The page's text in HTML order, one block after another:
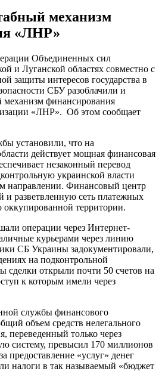
механизм
«ЛНР»
Объединенных сил
и Луганской областях совместно с
защиты интересов государства в
СБУ разоблачили и
финансирования
«ЛНР». Об этом сообщает
установили, что на
действует мощная финансовая
незаконный перевод
украинской власти
направлении. Финансовый центр
и разветвленную сеть платежных
оккупированной территории.
операции через Интернет-
курьерами через линию
СБ Украины задокументировали,
на подконтрольной
сделки открыли почти 50 счетов на
к которым имели через
службы финансового
объем средств нелегального
переведенный только через
систему, превысил 170 миллионов
предоставление «услуг» денег
налоги в так называемый «бюджет